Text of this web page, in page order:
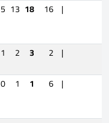
5 13 18 16 |
1 2 3 2 |
0 1 1 6 |